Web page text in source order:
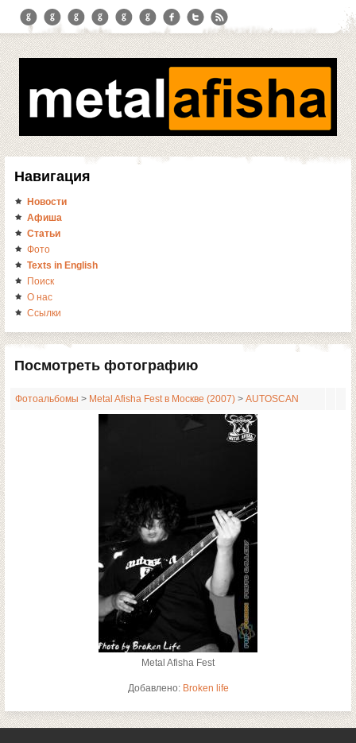
Навигация
Новости
Афиша
Статьи
Фото
Texts in English
Поиск
О нас
Ссылки
Посмотреть фотографию
Фотоальбомы > Metal Afisha Fest в Москве (2007) > AUTOSCAN
Metal Afisha Fest
Добавлено: Broken life